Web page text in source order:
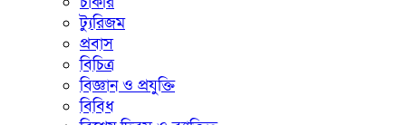
ট্যুরিজম
প্রবাস
বিচিত্র
বিজ্ঞান ও প্রযুক্তি
বিবিধ